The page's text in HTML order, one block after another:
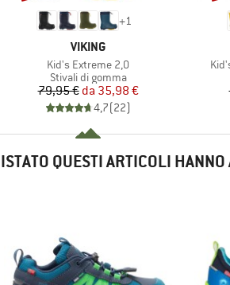
+1
MARCHIO
VIKING
Articolo
Kid's Extreme 2,0
Gruppo di prodotti
Stivali di gomma
Prezzo
79,95 € Prezzo ridotto
da 35,98 €
4,7(22)
QUESTI ARTICOLI HANNO